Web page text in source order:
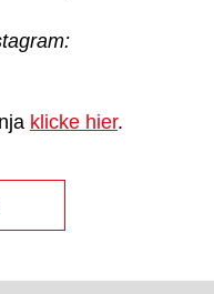
klicke hier.